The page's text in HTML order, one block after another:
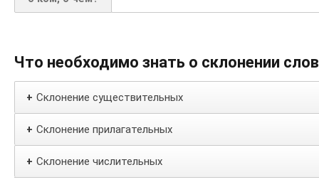
Что необходимо знать о склонении
+ Склонение существительных
+ Склонение прилагательных
+ Склонение числительных